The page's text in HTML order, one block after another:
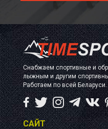
Снабжаем спортивные и
лыжным и другим
Работаем по всей Беларуси.
САЙТ